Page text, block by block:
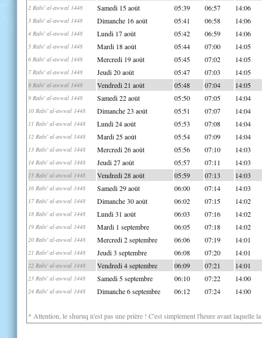
2 Rabi' al-awwal 1448 Samedi 15 août 05:39 06:57 14:06
3 Rabi' al-awwal 1448 Dimanche 16 août 05:41 06:58 14:06
4 Rabi' al-awwal 1448 Lundi 17 août 05:42 06:59 14:06
5 Rabi' al-awwal 1448 Mardi 18 août 05:44 07:00 14:05
6 Rabi' al-awwal 1448 Mercredi 19 août 05:45 07:02 14:05
7 Rabi' al-awwal 1448 Jeudi 20 août 05:47 07:03 14:05
8 Rabi' al-awwal 1448 Vendredi 21 août 05:48 07:04 14:05
9 Rabi' al-awwal 1448 Samedi 22 août 05:50 07:05 14:04
10 Rabi' al-awwal 1448 Dimanche 23 août 05:51 07:07 14:04
11 Rabi' al-awwal 1448 Lundi 24 août 05:53 07:08 14:04
12 Rabi' al-awwal 1448 Mardi 25 août 05:54 07:09 14:04
13 Rabi' al-awwal 1448 Mercredi 26 août 05:56 07:10 14:03
14 Rabi' al-awwal 1448 Jeudi 27 août 05:57 07:11 14:03
15 Rabi' al-awwal 1448 Vendredi 28 août 05:59 07:13 14:03
16 Rabi' al-awwal 1448 Samedi 29 août 06:00 07:14 14:03
17 Rabi' al-awwal 1448 Dimanche 30 août 06:02 07:15 14:02
18 Rabi' al-awwal 1448 Lundi 31 août 06:03 07:16 14:02
19 Rabi' al-awwal 1448 Mardi 1 septembre 06:05 07:18 14:02
20 Rabi' al-awwal 1448 Mercredi 2 septembre 06:06 07:19 14:01
21 Rabi' al-awwal 1448 Jeudi 3 septembre 06:08 07:20 14:01
22 Rabi' al-awwal 1448 Vendredi 4 septembre 06:09 07:21 14:01
23 Rabi' al-awwal 1448 Samedi 5 septembre 06:10 07:22 14:00
24 Rabi' al-awwal 1448 Dimanche 6 septembre 06:12 07:24 14:00
* Attention, le shuruq n'est pas une prière ! C'est simplement l'heure avant laquelle